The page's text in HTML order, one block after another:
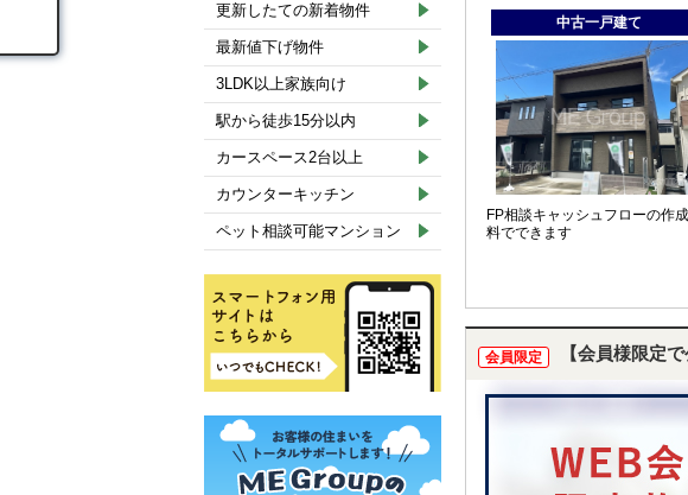
中古一戸建て
FP相談キャッシュフローの作
料でできます
会員限定 【会員様限定で
更新したての新着物件
最新値下げ物件
3LDK以上家族向け
駅から徒歩15分以内
カースペース2台以上
カウンターキッチン
ペット相談可能マンション